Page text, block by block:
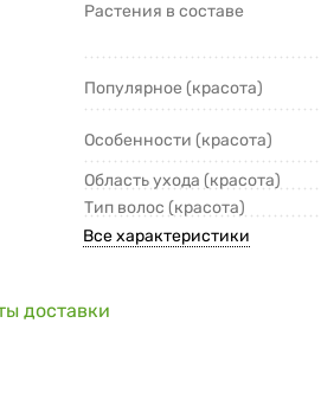
Растения в составе
Популярное (красота)
Особенности (красота)
Область ухода (красота)
Тип волос (красота)
Все характеристики
доставки